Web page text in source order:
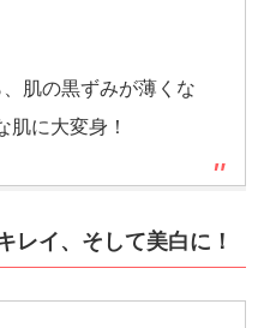
肌の黒ずみが薄くな
肌に大変身！
レイ、そして美白に！